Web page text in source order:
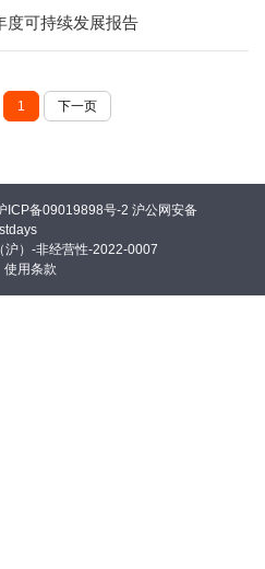
度可持续发展报告
1 下一页
ICP备09019898号-2 沪公网安备
沪）-非经营性-2022-0007
使用条款